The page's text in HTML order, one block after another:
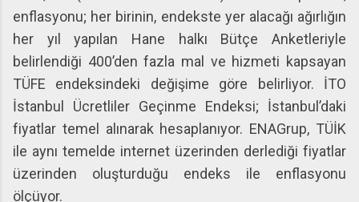
enflasyonu; her birinin, endekste yer alacağı ağırlığın
her yıl yapılan Hane halkı Bütçe Anketleriyle
belirlendiği 400’den fazla mal ve hizmeti kapsayan
TÜFE endeksindeki değişime göre belirliyor. İTO
İstanbul Ücretliler Geçinme Endeksi; İstanbul’daki
fiyatlar temel alınarak hesaplanıyor. ENAGrup, TÜİK
ile aynı temelde internet üzerinden derlediği fiyatlar
üzerinden oluşturduğu endeks ile enflasyonu
ölçüyor.